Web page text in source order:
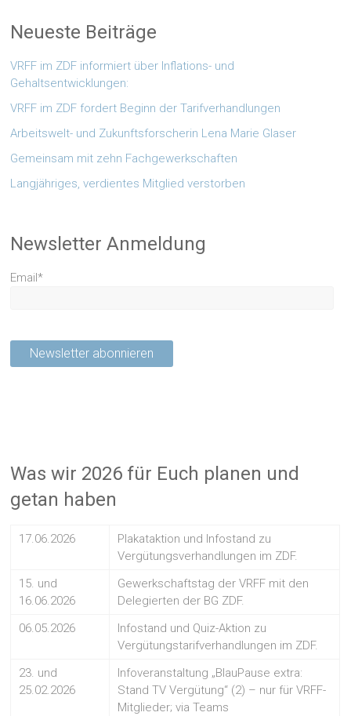
Neueste Beiträge
VRFF im ZDF informiert über Inflations- und
Gehaltsentwicklungen:
VRFF im ZDF fordert Beginn der Tarifverhandlungen
Arbeitswelt- und Zukunftsforscherin Lena Marie Glaser
Gemeinsam mit zehn Fachgewerkschaften
Langjähriges, verdientes Mitglied verstorben
Newsletter Anmeldung
Email*
Was wir 2026 für Euch planen und
getan haben
17.06.2026
Plakataktion und Infostand zu
Vergütungsverhandlungen im ZDF.
15. und
16.06.2026
Gewerkschaftstag der VRFF mit den
Delegierten der BG ZDF.
06.05.2026
Infostand und Quiz-Aktion zu
Vergütungstarifverhandlungen im ZDF.
23. und
25.02.2026
Infoveranstaltung „BlauPause extra:
Stand TV Vergütung“ (2) – nur für VRFF-
Mitglieder; via Teams